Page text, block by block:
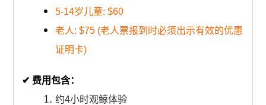
5-14岁儿童: $60
老人: $75 (老人票报到时必须出示有效的优惠
证明卡)
✔ 费用包含：
约4小时观鲸体验